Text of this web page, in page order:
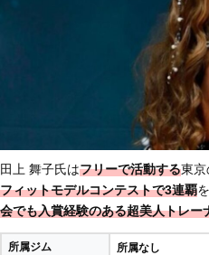
田上 舞子氏はフリーで活動する東京
フィットモデルコンテストで3連覇
会でも入賞経験のある超美人トレー
所属ジム 所属なし